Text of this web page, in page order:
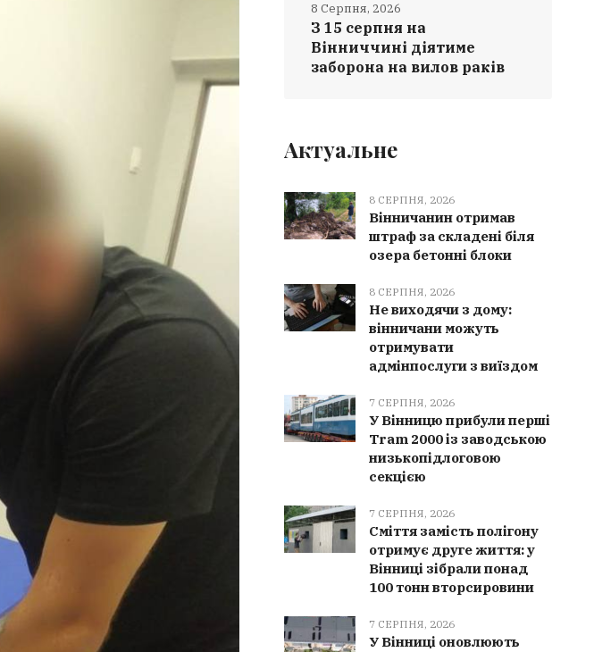
З 15 серпня на
Вінниччині діятиме
заборона на вилов раків
8 Серпня, 2026
Актуальне
8 СЕРПНЯ, 2026
Вінничанин отримав
штраф за складені біля
озера бетонні блоки
8 СЕРПНЯ, 2026
Не виходячи з дому:
вінничани можуть
отримувати
адмінпослуги з виїздом
7 СЕРПНЯ, 2026
У Вінницю прибули перші
Tram 2000 із заводською
низькопідлоговою
секцією
7 СЕРПНЯ, 2026
Сміття замість полігону
отримує друге життя: у
Вінниці зібрали понад
100 тонн вторсировини
7 СЕРПНЯ, 2026
У Вінниці оновлюють